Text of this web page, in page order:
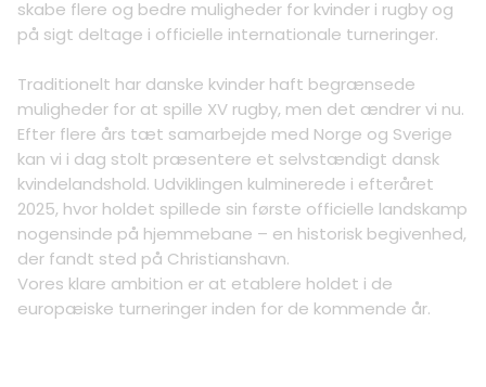
skabe flere og bedre muligheder for kvinder i rugby og
på sigt deltage i officielle internationale turneringer.
Traditionelt har danske kvinder haft begrænsede
muligheder for at spille XV rugby, men det ændrer vi nu.
Efter flere års tæt samarbejde med Norge og Sverige
kan vi i dag stolt præsentere et selvstændigt dansk
kvindelandshold. Udviklingen kulminerede i efteråret
2025, hvor holdet spillede sin første officielle landskamp
nogensinde på hjemmebane – en historisk begivenhed,
der fandt sted på Christianshavn.
Vores klare ambition er at etablere holdet i de
europæiske turneringer inden for de kommende år.